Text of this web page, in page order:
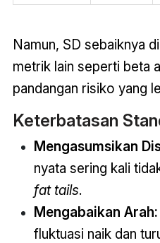
Namun, SD sebaiknya
metrik lain seperti beta
pandangan risiko yang
Keterbatasan
Mengasumsikan
nyata sering kali
fat tails.
Mengabaikan Arah:
fluktuasi naik dan